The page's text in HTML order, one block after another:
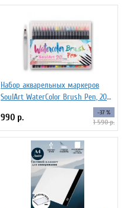
Набор акварельных маркеров
SoulArt WaterColor Brush Pen, 20
990 р. -37 %
1 590 р.